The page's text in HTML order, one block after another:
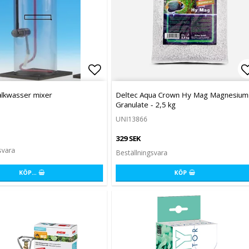
Lägg till i favoritlistan
mixer
KÖP…
Deltec Aqua Crown Hy Mag Magnesium
Granulate - 2,5 kg
UNI13866
329 SEK
Beställningsvara
KÖP